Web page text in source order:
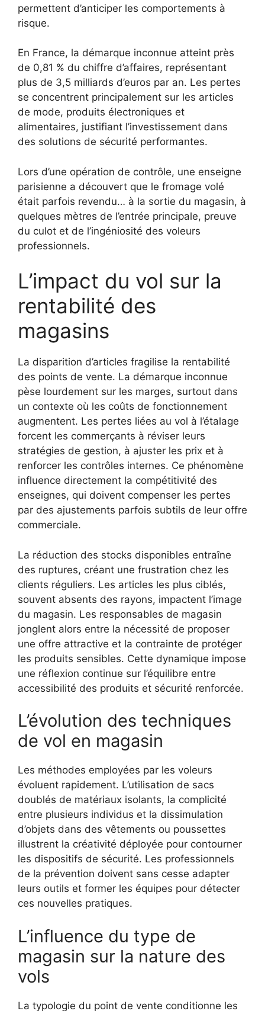
permettent d’anticiper les comportements à
risque.
En France, la démarque inconnue atteint près
de 0,81 % du chiffre d’affaires, représentant
plus de 3,5 milliards d’euros par an. Les pertes
se concentrent principalement sur les articles
de mode, produits électroniques et
alimentaires, justifiant l’investissement dans
des solutions de sécurité performantes.
Lors d’une opération de contrôle, une enseigne
parisienne a découvert que le fromage volé
était parfois revendu… à la sortie du magasin, à
quelques mètres de l’entrée principale, preuve
du culot et de l’ingéniosité des voleurs
professionnels.
L’impact du vol sur la
rentabilité des
magasins
La disparition d’articles fragilise la rentabilité
des points de vente. La démarque inconnue
pèse lourdement sur les marges, surtout dans
un contexte où les coûts de fonctionnement
augmentent. Les pertes liées au vol à l’étalage
forcent les commerçants à réviser leurs
stratégies de gestion, à ajuster les prix et à
renforcer les contrôles internes. Ce phénomène
influence directement la compétitivité des
enseignes, qui doivent compenser les pertes
par des ajustements parfois subtils de leur offre
commerciale.
La réduction des stocks disponibles entraîne
des ruptures, créant une frustration chez les
clients réguliers. Les articles les plus ciblés,
souvent absents des rayons, impactent l’image
du magasin. Les responsables de magasin
jonglent alors entre la nécessité de proposer
une offre attractive et la contrainte de protéger
les produits sensibles. Cette dynamique impose
une réflexion continue sur l’équilibre entre
accessibilité des produits et sécurité renforcée.
L’évolution des techniques
de vol en magasin
Les méthodes employées par les voleurs
évoluent rapidement. L’utilisation de sacs
doublés de matériaux isolants, la complicité
entre plusieurs individus et la dissimulation
d’objets dans des vêtements ou poussettes
illustrent la créativité déployée pour contourner
les dispositifs de sécurité. Les professionnels
de la prévention doivent sans cesse adapter
leurs outils et former les équipes pour détecter
ces nouvelles pratiques.
L’influence du type de
magasin sur la nature des
vols
La typologie du point de vente conditionne les